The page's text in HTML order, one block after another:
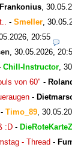
Frankonius
- Smeller
20:55
30.05.2026,
Chill-Instructor
von 60" -
-
- Timo_89
:D -
- Thread -